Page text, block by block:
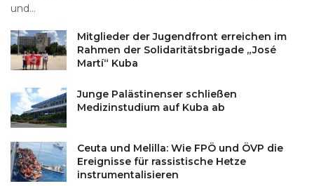
und...
Mitglieder der Jugendfront erreichen im
Rahmen der Solidaritätsbrigade „José
Martí“ Kuba
Junge Palästinenser schließen
Medizinstudium auf Kuba ab
Ceuta und Melilla: Wie FPÖ und ÖVP die
Ereignisse für rassistische Hetze
instrumentalisieren